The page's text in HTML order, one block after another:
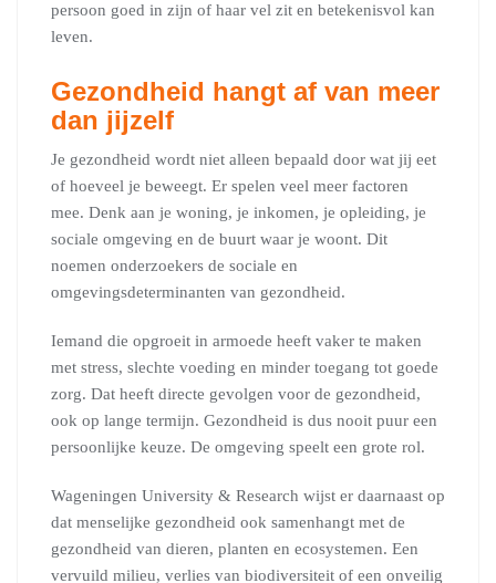
persoon goed in zijn of haar vel zit en betekenisvol kan
leven.
Gezondheid hangt af van meer
dan jijzelf
Je gezondheid wordt niet alleen bepaald door wat jij eet
of hoeveel je beweegt. Er spelen veel meer factoren
mee. Denk aan je woning, je inkomen, je opleiding, je
sociale omgeving en de buurt waar je woont. Dit
noemen onderzoekers de sociale en
omgevingsdeterminanten van gezondheid.
Iemand die opgroeit in armoede heeft vaker te maken
met stress, slechte voeding en minder toegang tot goede
zorg. Dat heeft directe gevolgen voor de gezondheid,
ook op lange termijn. Gezondheid is dus nooit puur een
persoonlijke keuze. De omgeving speelt een grote rol.
Wageningen University & Research wijst er daarnaast op
dat menselijke gezondheid ook samenhangt met de
gezondheid van dieren, planten en ecosystemen. Een
vervuild milieu, verlies van biodiversiteit of een onveilig